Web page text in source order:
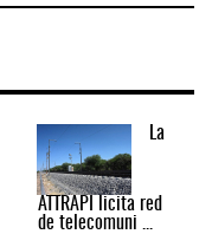
La
ATTRAPI licita red
de telecomuni ...